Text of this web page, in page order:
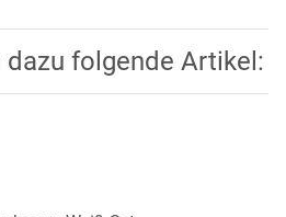
dazu folgende Artikel: